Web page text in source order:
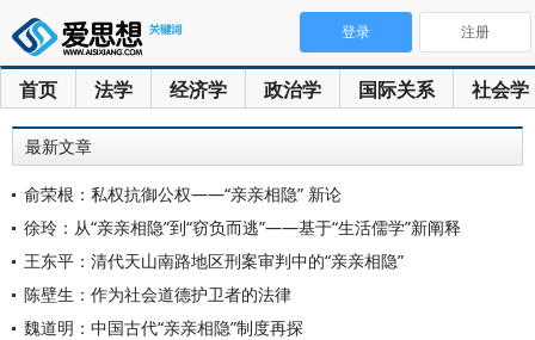
首页 法学 经济学 政治学 国际关系 社会学
登录 注册
最新文章
俞荣根：私权抗御公权——“亲亲相隐” 新论
徐玲：从“亲亲相隐”到“窃负而逃”——基于“生活儒学”新阐释
王东平：清代天山南路地区刑案审判中的“亲亲相隐”
陈壁生：作为社会道德护卫者的法律
魏道明：中国古代“亲亲相隐”制度再探